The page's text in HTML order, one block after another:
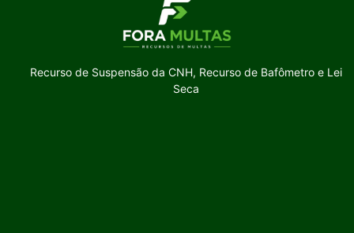
Recurso de Suspensão da CNH, Recurso de Bafômetro e Lei
Seca